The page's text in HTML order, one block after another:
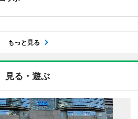
もっと見る
見る・遊ぶ